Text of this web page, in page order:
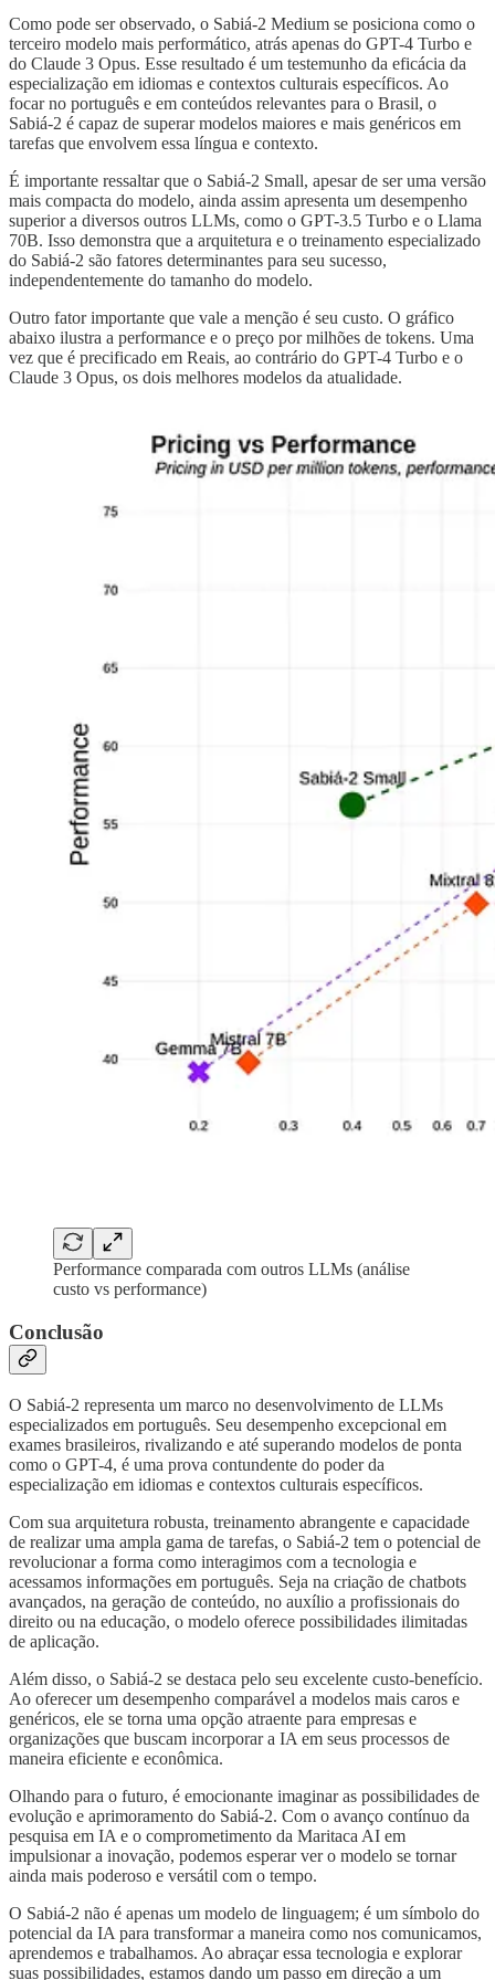
Como pode ser observado, o Sabiá-2 Medium se posiciona como o
terceiro modelo mais performático, atrás apenas do GPT-4 Turbo e
do Claude 3 Opus. Esse resultado é um testemunho da eficácia da
especialização em idiomas e contextos culturais específicos. Ao
focar no português e em conteúdos relevantes para o Brasil, o
Sabiá-2 é capaz de superar modelos maiores e mais genéricos em
tarefas que envolvem essa língua e contexto.
É importante ressaltar que o Sabiá-2 Small, apesar de ser uma versão
mais compacta do modelo, ainda assim apresenta um desempenho
superior a diversos outros LLMs, como o GPT-3.5 Turbo e o Llama
70B. Isso demonstra que a arquitetura e o treinamento especializado
do Sabiá-2 são fatores determinantes para seu sucesso,
independentemente do tamanho do modelo.
Outro fator importante que vale a menção é seu custo. O gráfico
abaixo ilustra a performance e o preço por milhões de tokens. Uma
vez que é precificado em Reais, ao contrário do GPT-4 Turbo e o
Claude 3 Opus, os dois melhores modelos da atualidade.
Performance comparada com outros LLMs (análise
custo vs performance)
Conclusão
O Sabiá-2 representa um marco no desenvolvimento de LLMs
especializados em português. Seu desempenho excepcional em
exames brasileiros, rivalizando e até superando modelos de ponta
como o GPT-4, é uma prova contundente do poder da
especialização em idiomas e contextos culturais específicos.
Com sua arquitetura robusta, treinamento abrangente e capacidade
de realizar uma ampla gama de tarefas, o Sabiá-2 tem o potencial de
revolucionar a forma como interagimos com a tecnologia e
acessamos informações em português. Seja na criação de chatbots
avançados, na geração de conteúdo, no auxílio a profissionais do
direito ou na educação, o modelo oferece possibilidades ilimitadas
de aplicação.
Além disso, o Sabiá-2 se destaca pelo seu excelente custo-benefício.
Ao oferecer um desempenho comparável a modelos mais caros e
genéricos, ele se torna uma opção atraente para empresas e
organizações que buscam incorporar a IA em seus processos de
maneira eficiente e econômica.
Olhando para o futuro, é emocionante imaginar as possibilidades de
evolução e aprimoramento do Sabiá-2. Com o avanço contínuo da
pesquisa em IA e o comprometimento da Maritaca AI em
impulsionar a inovação, podemos esperar ver o modelo se tornar
ainda mais poderoso e versátil com o tempo.
O Sabiá-2 não é apenas um modelo de linguagem; é um símbolo do
potencial da IA para transformar a maneira como nos comunicamos,
aprendemos e trabalhamos. Ao abraçar essa tecnologia e explorar
suas possibilidades, estamos dando um passo em direção a um